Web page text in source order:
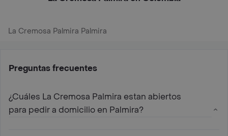
La Cremosa Palmira Palmira
Preguntas frecuentes
¿Cuáles La Cremosa Palmira estan abiertos
para pedir a domicilio en Palmira?